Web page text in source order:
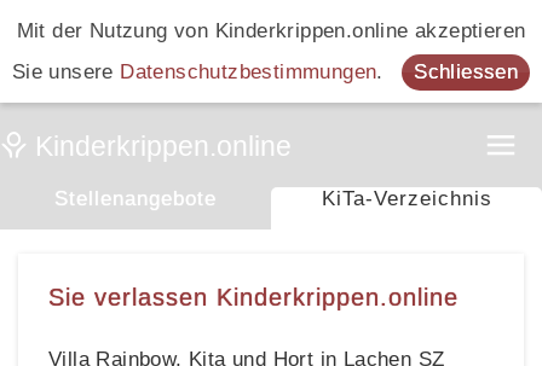
Mit der Nutzung von Kinderkrippen.online akzeptieren
Sie unsere Datenschutzbestimmungen. Schliessen
Stellenangebote KiTa-Verzeichnis
Sie verlassen Kinderkrippen.online
Villa Rainbow, Kita und Hort in Lachen SZ